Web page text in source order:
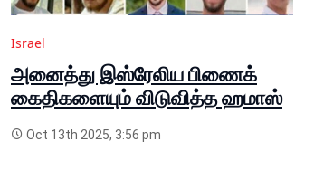
Israel
அனைத்து இஸ்ரேலிய பிணைக்
கைதிகளையும் விடுவித்த ஹமாஸ்
Oct 13th 2025, 3:56 pm